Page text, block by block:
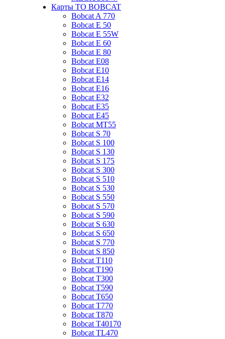
Карты ТО BOBCAT
Bobcat A 770
Bobcat E 50
Bobcat E 55W
Bobcat E 60
Bobcat E 80
Bobcat E08
Bobcat E10
Bobcat E14
Bobcat E16
Bobcat E32
Bobcat E35
Bobcat E45
Bobcat MT55
Bobcat S 70
Bobcat S 100
Bobcat S 130
Bobcat S 175
Bobcat S 300
Bobcat S 510
Bobcat S 530
Bobcat S 550
Bobcat S 570
Bobcat S 590
Bobcat S 630
Bobcat S 650
Bobcat S 770
Bobcat S 850
Bobcat T110
Bobcat T190
Bobcat T300
Bobcat T590
Bobcat T650
Bobcat T770
Bobcat T870
Bobcat T40170
Bobcat TL470